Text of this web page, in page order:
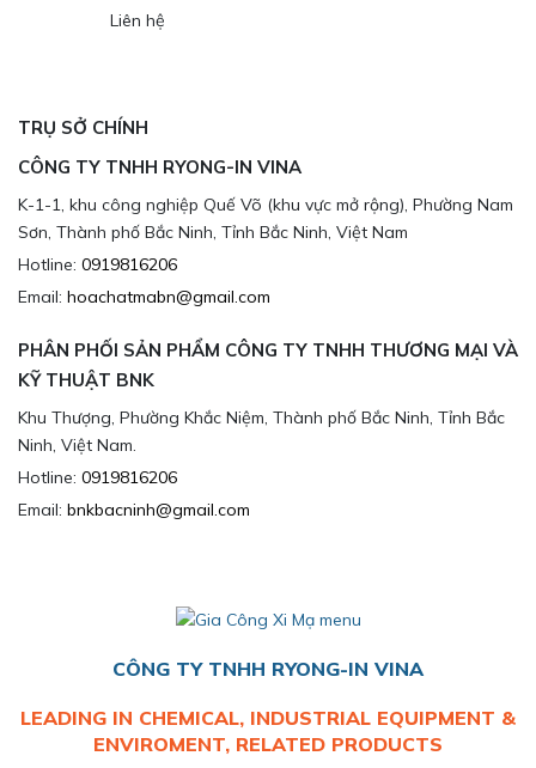
Liên hệ
TRỤ SỞ CHÍNH
CÔNG TY TNHH RYONG-IN VINA
K-1-1, khu công nghiệp Quế Võ (khu vực mở rộng), Phường Nam
Sơn, Thành phố Bắc Ninh, Tỉnh Bắc Ninh, Việt Nam
Hotline: 0919816206
Email: hoachatmabn@gmail.com
PHÂN PHỐI SẢN PHẨM CÔNG TY TNHH THƯƠNG MẠI VÀ
KỸ THUẬT BNK
Khu Thượng, Phường Khắc Niệm, Thành phố Bắc Ninh, Tỉnh Bắc
Ninh, Việt Nam.
Hotline: 0919816206
Email: bnkbacninh@gmail.com
CÔNG TY TNHH RYONG-IN VINA
LEADING IN CHEMICAL, INDUSTRIAL EQUIPMENT &
ENVIROMENT, RELATED PRODUCTS